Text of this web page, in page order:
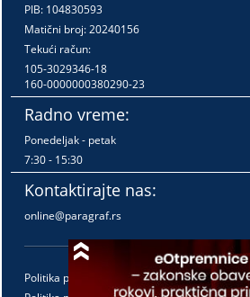
PIB: 104830593
Matični broj: 20240156
Tekući račun:
105-3029346-18
160-0000000380290-23
Radno vreme:
Ponedeljak - petak
7:30 - 15:30
Kontaktirajte nas:
online@paragraf.rs
Politika privatnosti